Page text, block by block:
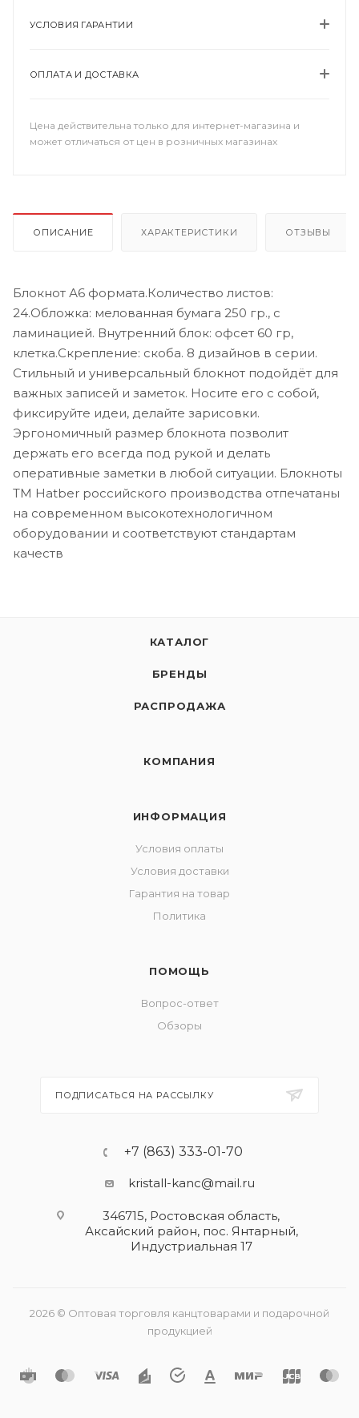
УСЛОВИЯ ГАРАНТИИ
ОПЛАТА И ДОСТАВКА
Цена действительна только для интернет-магазина и
может отличаться от цен в розничных магазинах
ОПИСАНИЕ ХАРАКТЕРИСТИКИ ОТЗЫВЫ
Блокнот А6 формата.Количество листов:
24.Обложка: мелованная бумага 250 гр., с
ламинацией. Внутренний блок: офсет 60 гр,
клетка.Скрепление: скоба. 8 дизайнов в серии.
Стильный и универсальный блокнот подойдёт для
важных записей и заметок. Носите его с собой,
фиксируйте идеи, делайте зарисовки.
Эргономичный размер блокнота позволит
держать его всегда под рукой и делать
оперативные заметки в любой ситуации. Блокноты
ТМ Hatber российского производства отпечатаны
на современном высокотехнологичном
оборудовании и соответствуют стандартам
качеств
КАТАЛОГ
БРЕНДЫ
РАСПРОДАЖА
КОМПАНИЯ
ИНФОРМАЦИЯ
Условия оплаты
Условия доставки
Гарантия на товар
Политика
ПОМОЩЬ
Вопрос-ответ
Обзоры
ПОДПИСАТЬСЯ НА РАССЫЛКУ
+7 (863) 333-01-70
kristall-kanc@mail.ru
346715, Ростовская область​,
Аксайский район, пос. Янтарный,
Индустриальная 17
2026 © Оптовая торговля канцтоварами и подарочной
продукцией